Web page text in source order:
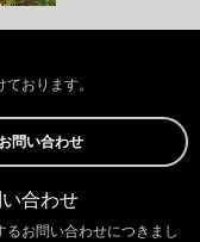
おります。
問い合わせ
合わせ
お問い合わせにつきまし